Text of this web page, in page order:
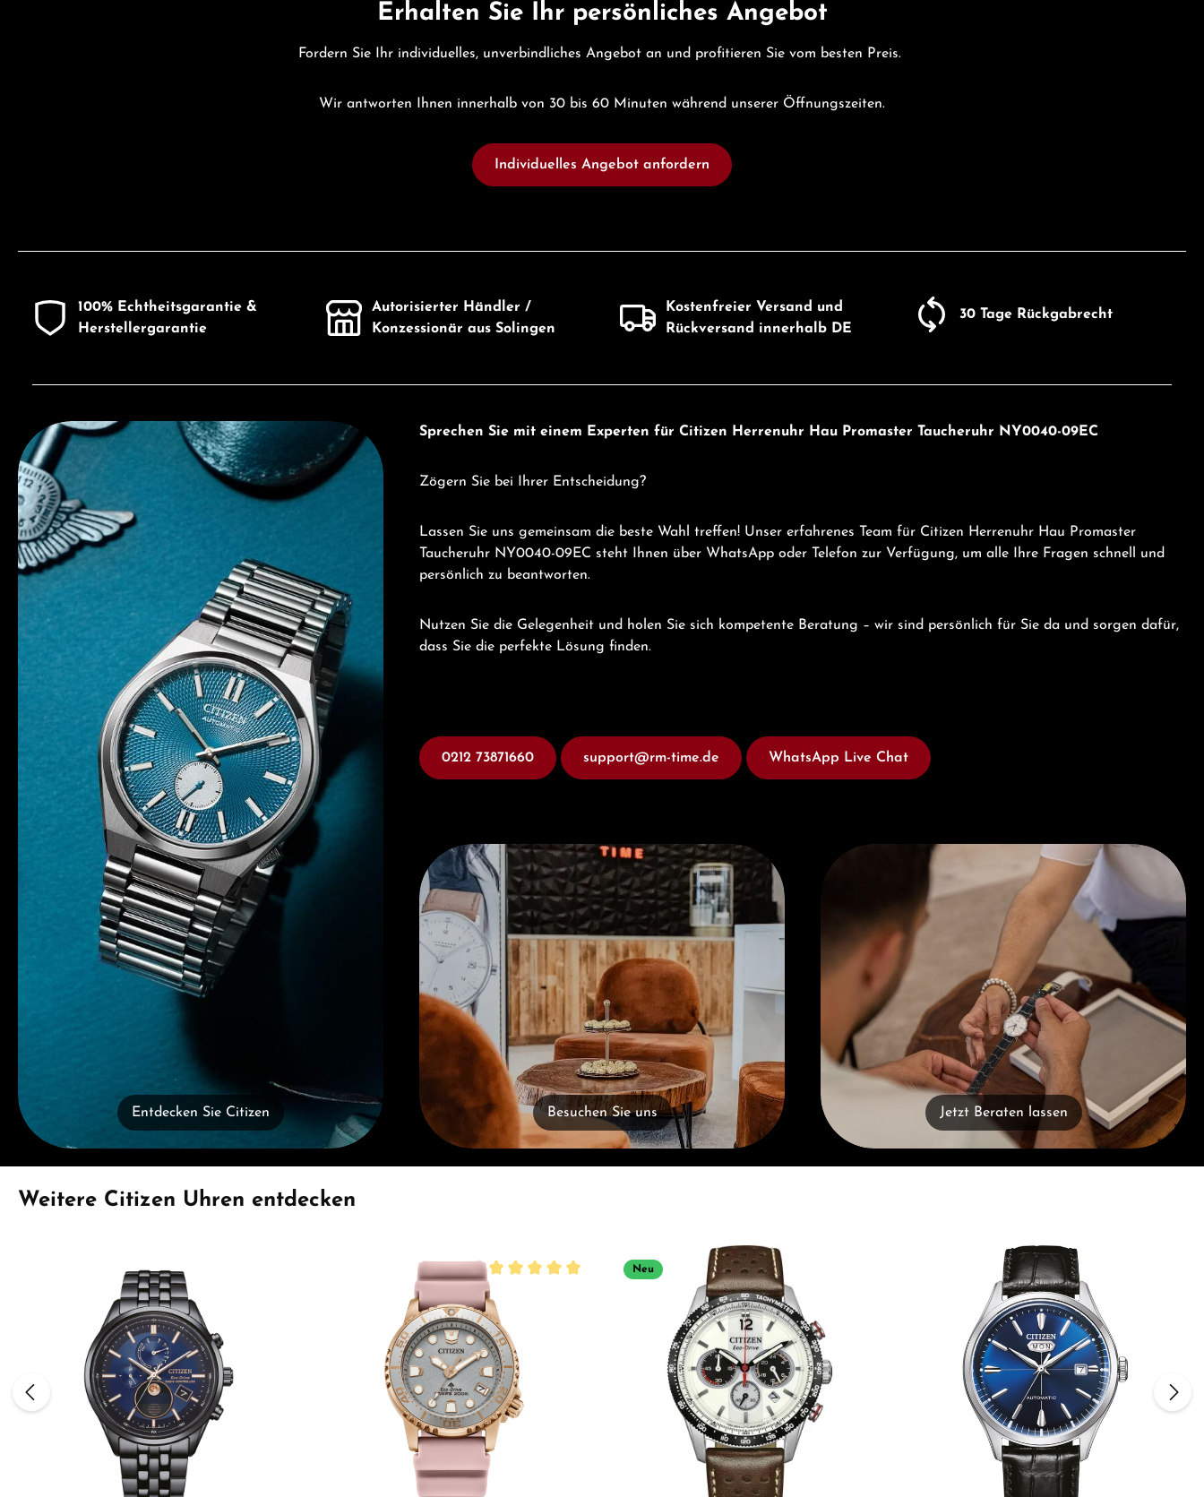
Erhalten Sie Ihr persönliches Angebot
Fordern Sie Ihr individuelles, unverbindliches Angebot an und profitieren Sie vom besten Preis.
Wir antworten Ihnen innerhalb von 30 bis 60 Minuten während unserer Öffnungszeiten.
Individuelles Angebot anfordern
100% Echtheitsgarantie &
Herstellergarantie
Autorisierter Händler /
Konzessionär aus Solingen
Kostenfreier Versand und
Rückversand innerhalb DE
30 Tage Rückgabrecht
Entdecken Sie Citizen
Entdecken Sie Citizen
Sprechen Sie mit einem Experten für Citizen Herrenuhr Hau Promaster Taucheruhr NY0040-09EC
Zögern Sie bei Ihrer Entscheidung?
Lassen Sie uns gemeinsam die beste Wahl treffen! Unser erfahrenes Team für Citizen Herrenuhr Hau Promaster
Taucheruhr NY0040-09EC steht Ihnen über WhatsApp oder Telefon zur Verfügung, um alle Ihre Fragen schnell und
persönlich zu beantworten.
Nutzen Sie die Gelegenheit und holen Sie sich kompetente Beratung – wir sind persönlich für Sie da und sorgen dafür,
dass Sie die perfekte Lösung finden.
0212 73871660 support@rm-time.de WhatsApp Live Chat
Besuchen Sie uns
Besuchen Sie uns
Jetzt Beraten lassen
Jetzt Beraten lassen
Produktgalerie überspringen
Weitere Citizen Uhren entdecken
Durchschnittliche Bewertung von 5 von 5 Sternen
Neu